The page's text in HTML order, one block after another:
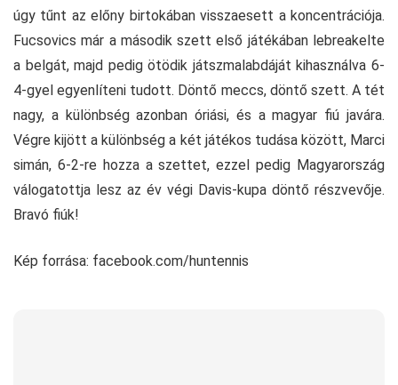
úgy tűnt az előny birtokában visszaesett a koncentrációja.
Fucsovics már a második szett első játékában lebreakelte
a belgát, majd pedig ötödik játszmalabdáját kihasználva 6-
4-gyel egyenlíteni tudott. Döntő meccs, döntő szett. A tét
nagy, a különbség azonban óriási, és a magyar fiú javára.
Végre kijött a különbség a két játékos tudása között, Marci
simán, 6-2-re hozza a szettet, ezzel pedig Magyarország
válogatottja lesz az év végi Davis-kupa döntő részvevője.
Bravó fiúk!
Kép forrása: facebook.com/huntennis